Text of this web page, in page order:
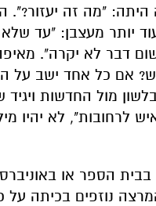
היתה: "מה זה יעזור?".
יותר מעצבן: "עד שלא
דבר לא יקרה". מאיפה
אם כל אחד ישב על
מול החדשות ויגיד
לרחובות", לא יהיו
בבית הספר או
נוזפים בכיתה על